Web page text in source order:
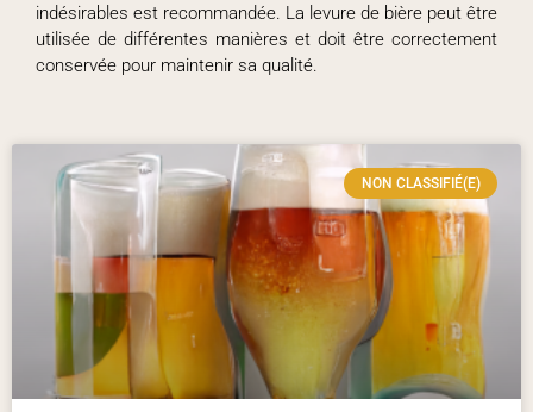
indésirables est recommandée. La levure de bière peut être
utilisée de différentes manières et doit être correctement
conservée pour maintenir sa qualité.
NON CLASSIFIÉ(E)